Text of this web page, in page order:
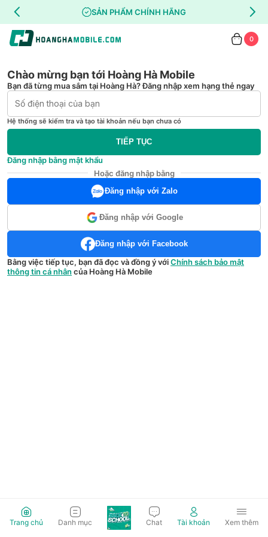
SẢN PHẨM CHÍNH HÃNG
0
Chào mừng bạn tới Hoàng Hà Mobile
Bạn đã từng mua sắm tại Hoàng Hà? Đăng nhập xem hạng thẻ ngay
Hệ thống sẽ kiểm tra và tạo tài khoản nếu bạn chưa có
TIẾP TỤC
Đăng nhập bằng mật khẩu
Hoặc đăng nhập bằng
Đăng nhập với Zalo
Đăng nhập với Google
Đăng nhập với Facebook
Bằng việc tiếp tục, bạn đã đọc và đồng ý vớiChính sách bảo mật
thông tin cá nhân của Hoàng Hà Mobile
Trang chủ Danh mục Chat Tài khoản Xem thêm